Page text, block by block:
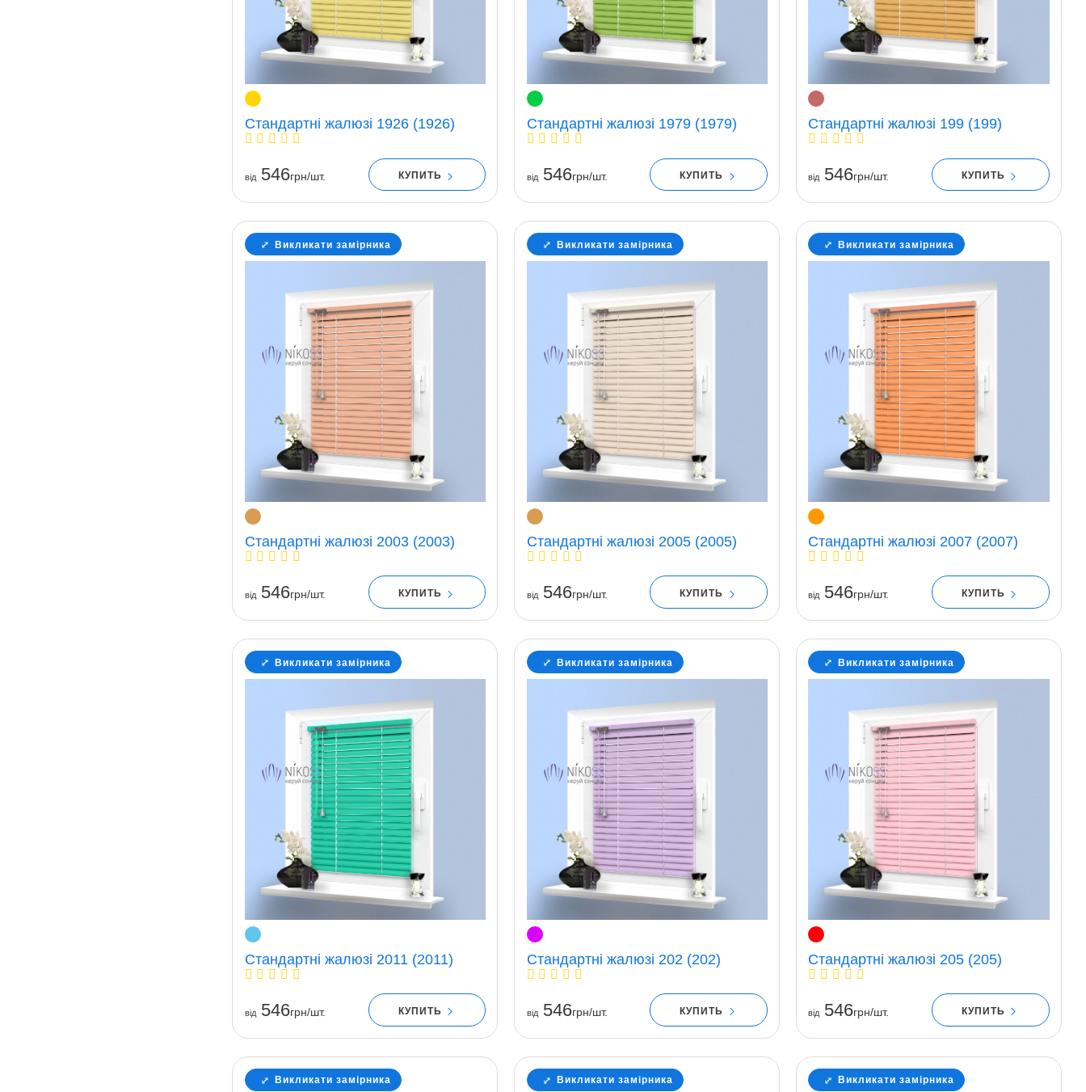
Стандартні жалюзі 1926 (1926)
вiд546грн/шт. КУПИТЬ
Стандартні жалюзі 1979 (1979)
вiд546грн/шт. КУПИТЬ
Стандартні жалюзі 199 (199)
вiд546грн/шт. КУПИТЬ
Викликати замірника
Стандартні жалюзі 2003 (2003)
вiд546грн/шт. КУПИТЬ
Викликати замірника
Стандартні жалюзі 2005 (2005)
вiд546грн/шт. КУПИТЬ
Викликати замірника
Стандартні жалюзі 2007 (2007)
вiд546грн/шт. КУПИТЬ
Викликати замірника
Стандартні жалюзі 2011 (2011)
вiд546грн/шт. КУПИТЬ
Викликати замірника
Стандартні жалюзі 202 (202)
вiд546грн/шт. КУПИТЬ
Викликати замірника
Стандартні жалюзі 205 (205)
вiд546грн/шт. КУПИТЬ
Викликати замірника Викликати замірника Викликати замірника